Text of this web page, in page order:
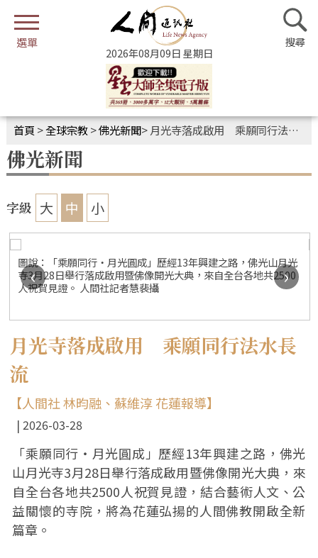
2026年08月09日 星期日
首頁 >全球宗教>佛光新聞> 月光寺落成啟用 乘願同行法水長流
佛光新聞
字級 大 中 小
圖說：「乘願同行‧月光圓成」歷經13年興建之路，佛光山月光
寺3月28日舉行落成啟用暨佛像開光大典，來自全台各地共2500
人祝賀見證。 人間社記者慧裴攝
‹ ›
月光寺落成啟用 乘願同行法水長
流
【人間社 林昀融、蘇維淳 花蓮報導】
2026-03-28
「乘願同行‧月光圓成」歷經13年興建之路，佛光
山月光寺3月28日舉行落成啟用暨佛像開光大典，來
自全台各地共2500人祝賀見證，結合藝術人文、公
益關懷的寺院，將為花蓮弘揚的人間佛教開啟全新
篇章。